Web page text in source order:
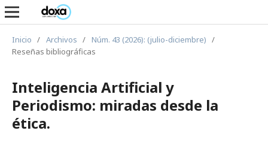
Inicio / Archivos / Núm. 43 (2026): (julio-diciembre) /
Reseñas bibliográficas
Inteligencia Artificial y
Periodismo: miradas desde la
ética.